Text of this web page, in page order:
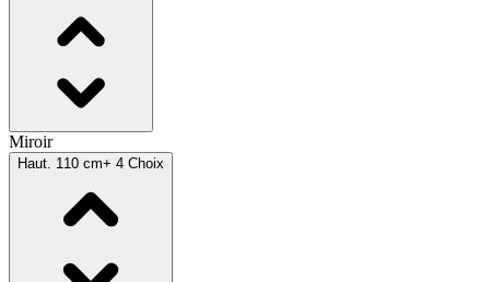
Miroir
Haut. 110 cm+ 4 Choix